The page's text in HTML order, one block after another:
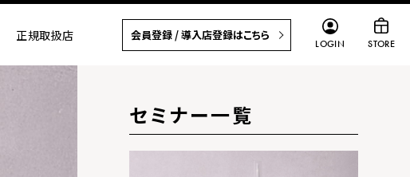
正規取扱店 会員登録 / 導入店登録はこちら
LOGIN STORE
セミナー一覧